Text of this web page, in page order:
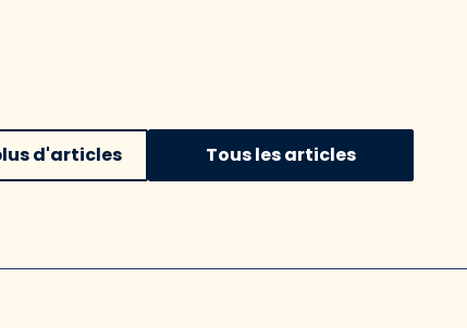
d'articles Tous les articles